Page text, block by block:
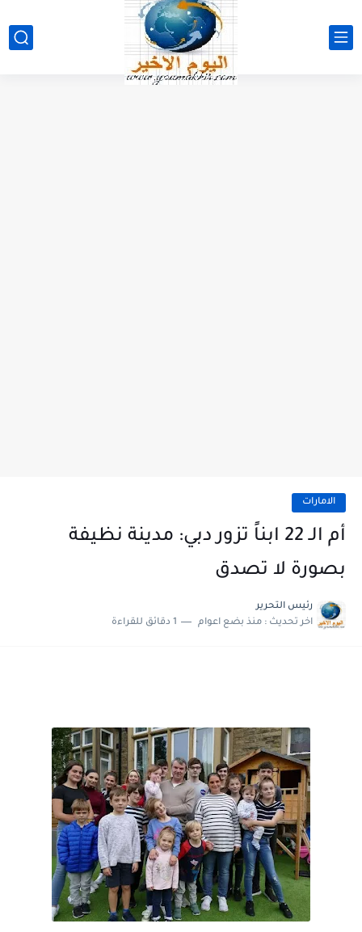
الامارات
أم الـ 22 ابناً تزور دبي: مدينة نظيفة
بصورة لا تصدق
رئيس التحرير
اخر تحديث : منذ بضع اعوام 1 دقائق للقراءة